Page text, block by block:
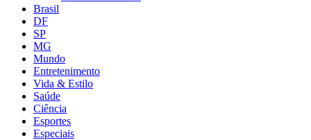
Brasil
DF
SP
MG
Mundo
Entretenimento
Vida & Estilo
Saúde
Ciência
Esportes
Especiais